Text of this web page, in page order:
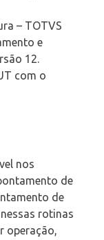
– TOTVS
e
12.
com o
nos
de
de
rotinas
operação,